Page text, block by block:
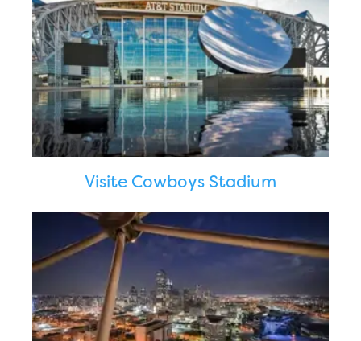
Visite Cowboys Stadium